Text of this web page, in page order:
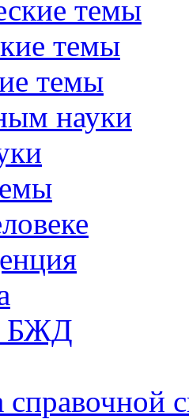
темы
темы
темы
науки
БЖД
справочной